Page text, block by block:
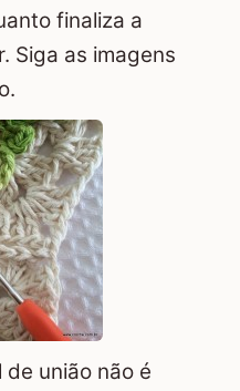
finaliza a
Siga as imagens
união não é